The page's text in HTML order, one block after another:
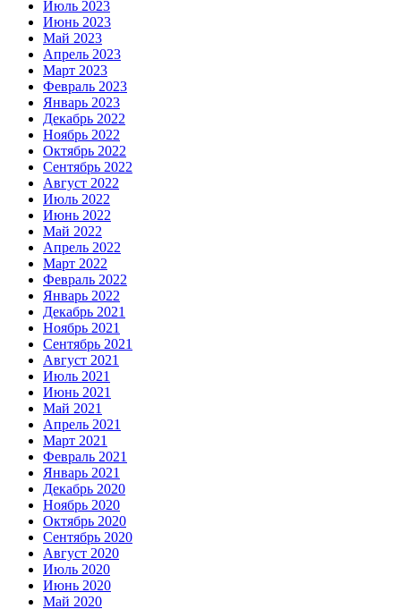
Июль 2023
Июнь 2023
Май 2023
Апрель 2023
Март 2023
Февраль 2023
Январь 2023
Декабрь 2022
Ноябрь 2022
Октябрь 2022
Сентябрь 2022
Август 2022
Июль 2022
Июнь 2022
Май 2022
Апрель 2022
Март 2022
Февраль 2022
Январь 2022
Декабрь 2021
Ноябрь 2021
Сентябрь 2021
Август 2021
Июль 2021
Июнь 2021
Май 2021
Апрель 2021
Март 2021
Февраль 2021
Январь 2021
Декабрь 2020
Ноябрь 2020
Октябрь 2020
Сентябрь 2020
Август 2020
Июль 2020
Июнь 2020
Май 2020